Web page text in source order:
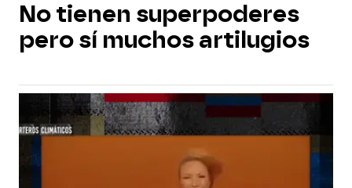
No tienen superpoderes
pero sí muchos artilugios